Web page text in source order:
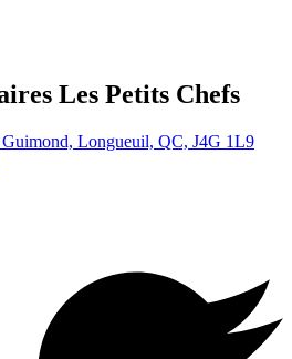
Les Petits Chefs
Longueuil, QC, J4G 1L9